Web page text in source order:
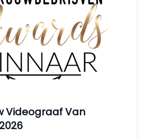
Videograaf Van